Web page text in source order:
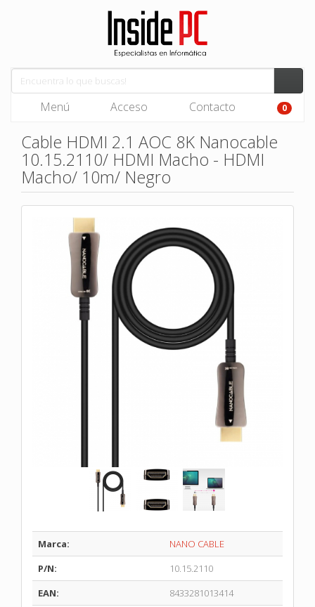
Menú Acceso Contacto 0
Cable HDMI 2.1 AOC 8K Nanocable
10.15.2110/ HDMI Macho - HDMI
Macho/ 10m/ Negro
Marca:
NANO CABLE
P/N:
10.15.2110
EAN:
8433281013414